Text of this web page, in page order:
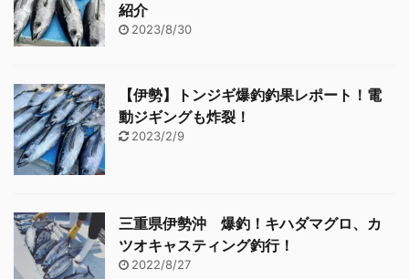
紹介
2023/8/30
【伊勢】トンジギ爆釣釣果レポート！電
動ジギングも炸裂！
2023/2/9
三重県伊勢沖 爆釣！キハダマグロ、カ
ツオキャスティング釣行！
2022/8/27